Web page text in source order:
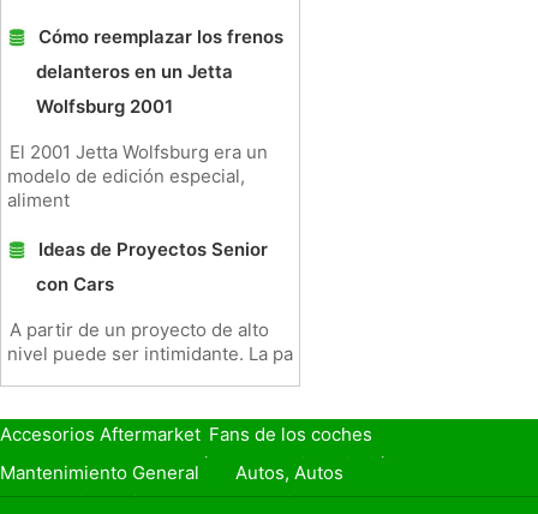
Cómo reemplazar los frenos
delanteros en un Jetta
Wolfsburg 2001
El 2001 Jetta Wolfsburg era un
modelo de edición especial,
aliment
Ideas de Proyectos Senior
con Cars
A partir de un proyecto de alto
nivel puede ser intimidante. La pa
Accesorios Aftermarket Fans de los coches
Seguro de Coche
Préstamos y Financiación
Mantenimiento General
Autos, Autos
Seguridad Vial
Combustibles